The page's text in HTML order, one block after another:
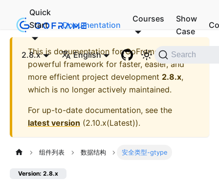
Quick
Start
Documentation
Courses
Show
Case
2.8.x English Search
This is documentation forGoFrame - A
powerful framework for faster, easier, and
more efficient project development 2.8.x,
which is no longer actively maintained.
For up-to-date documentation, see the
latest version (2.10.x(Latest)).
组件列表 数据结构 安全类型-gtype
Version: 2.8.x